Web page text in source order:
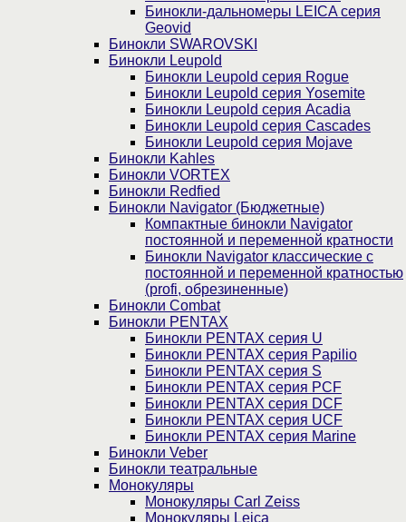
Бинокли-дальномеры LEICA серия
Geovid
Бинокли SWAROVSKI
Бинокли Leupold
Бинокли Leupold серия Rogue
Бинокли Leupold серия Yosemite
Бинокли Leupold серия Acadia
Бинокли Leupold серия Cascades
Бинокли Leupold серия Mojave
Бинокли Kahles
Бинокли VORTEX
Бинокли Redfied
Бинокли Navigator (Бюджетные)
Компактные бинокли Navigator
постоянной и переменной кратности
Бинокли Navigator классические с
постоянной и переменной кратностью
(profi, обрезиненные)
Бинокли Combat
Бинокли PENTAX
Бинокли PENTAX серия U
Бинокли PENTAX серия Papilio
Бинокли PENTAX серия S
Бинокли PENTAX серия PCF
Бинокли PENTAX серия DCF
Бинокли PENTAX серия UCF
Бинокли PENTAX серия Marine
Бинокли Veber
Бинокли театральные
Монокуляры
Монокуляры Carl Zeiss
Монокуляры Leica